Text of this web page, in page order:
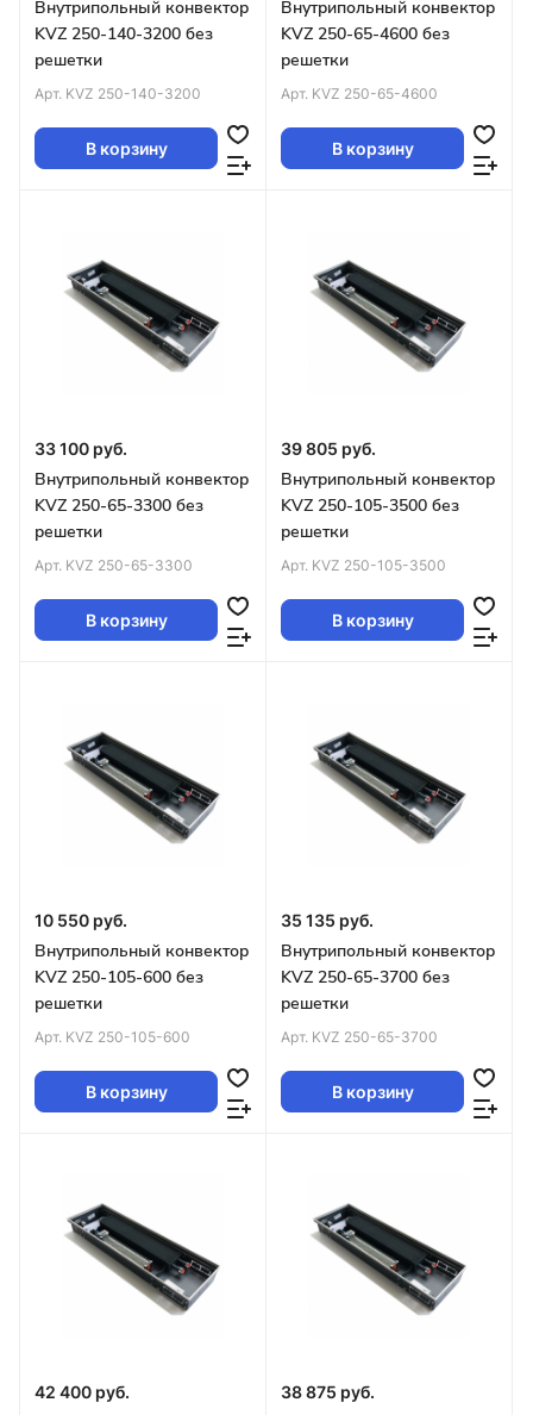
Внутрипольный конвектор
KVZ 250-140-3200 без
решетки
Арт. KVZ 250-140-3200
В корзину
Внутрипольный конвектор
KVZ 250-65-4600 без
решетки
Арт. KVZ 250-65-4600
В корзину
33 100 руб.
Внутрипольный конвектор
KVZ 250-65-3300 без
решетки
Арт. KVZ 250-65-3300
В корзину
39 805 руб.
Внутрипольный конвектор
KVZ 250-105-3500 без
решетки
Арт. KVZ 250-105-3500
В корзину
10 550 руб.
Внутрипольный конвектор
KVZ 250-105-600 без
решетки
Арт. KVZ 250-105-600
В корзину
35 135 руб.
Внутрипольный конвектор
KVZ 250-65-3700 без
решетки
Арт. KVZ 250-65-3700
В корзину
42 400 руб. 38 875 руб.